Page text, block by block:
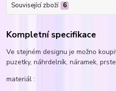
Související zboží 6
Kompletní specifikace
Ve stejném designu je možno
puzetky, náhrdelník, náramek,
materiál :